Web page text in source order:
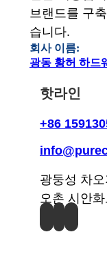
브랜드를 구
습니다.
회사 이름:
광동 황허 하드
핫라인
+86
광둥성 차
오촌 시안